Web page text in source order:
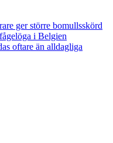
ger större bomullsskörd
i Belgien
oftare än alldagliga